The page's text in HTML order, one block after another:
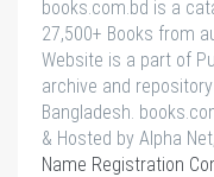
books.com.bd is a
27,500+ Books from
Website is a part of
archive and
Bangladesh.
& Hosted by Alpha
Name Registration